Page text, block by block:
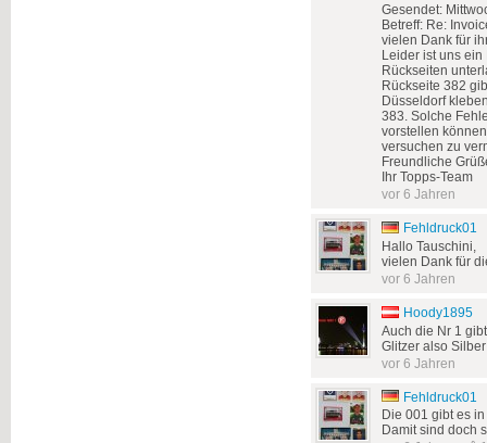
Gesendet:
Betreff: Re:
vielen Dank für
Leider ist uns
Rückseiten
Rückseite 382
Düsseldorf
383. Solche
vorstellen
versuchen zu
Freundliche
Ihr Topps-Team
vor 6 Jahren
Fehldruck01
Hallo Tauschini,
vielen Dank für
vor 6 Jahren
Hoody1895
Auch die Nr 1
Glitzer also
vor 6 Jahren
Fehldruck01
Die 001 gibt es
Damit sind doch